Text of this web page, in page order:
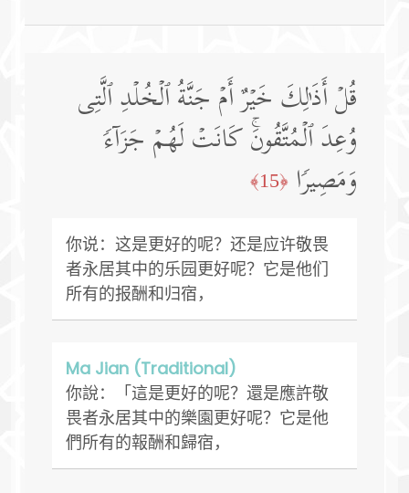
قُلۡ أَذَ ٰ⁠لِكَ خَیۡرٌ أَمۡ جَنَّةُ ٱلۡخُلۡدِ ٱلَّتِی
وُعِدَ ٱلۡمُتَّقُونَۚ كَانَتۡ لَهُمۡ جَزَاۤءࣰ
وَمَصِیرࣰا ﴿15﴾
你说：这是更好的呢？还是应许敬畏
者永居其中的乐园更好呢？它是他们
所有的报酬和归宿，
Ma Jian (Traditional)
你說：「這是更好的呢？還是應許敬
畏者永居其中的樂園更好呢？它是他
們所有的報酬和歸宿，